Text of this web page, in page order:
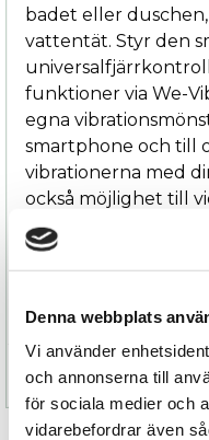
Denna webbplats
Vi använder
och annonserna till
för sociala medier och
vidarebefordrar även
badet eller
vattentät. Styr den
funktioner via We-
egna
smartphone och till
vibrationerna med
också möjlighet till
vilket gör Ditto+
Redo att ta din
Specifikation